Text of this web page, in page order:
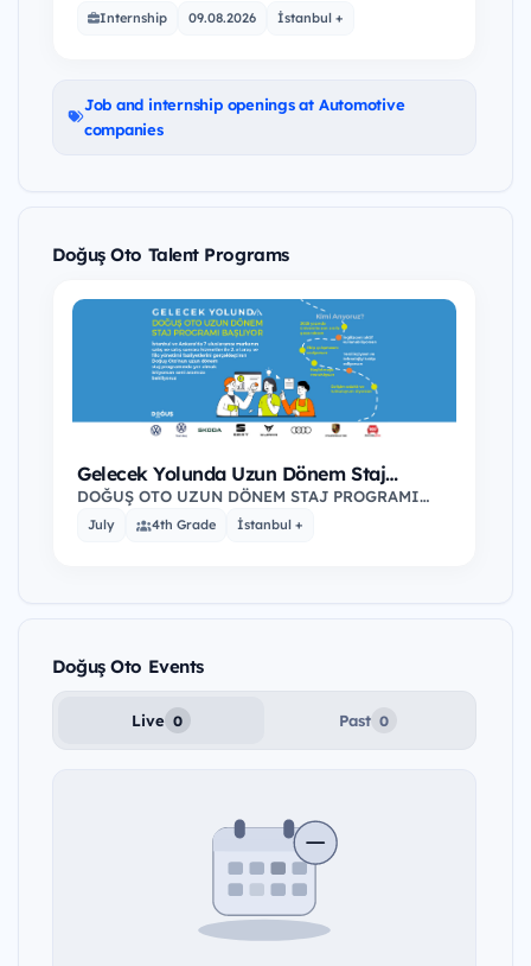
otomotiv; inşaat, medya, yeme-içme, turizm &
Internship 09.08.2026 İstanbul +
Job and internship openings at Automotive
companies
Doğuş Oto Talent Programs
Gelecek Yolunda Uzun Dönem Staj
Programı’25
DOĞUŞ OTO UZUN DÖNEM STAJ PROGRAMI
BAŞLIYOR! Doğuş Grubu 19 bin çalışanıyla
July 4th Grade İstanbul +
Doğuş Oto Events
Live 0 Past 0